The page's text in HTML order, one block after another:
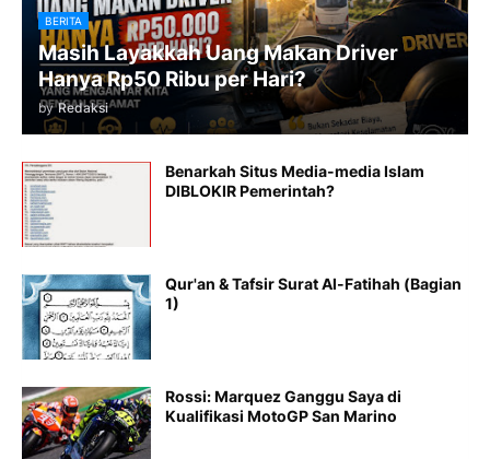
BERITA
Masih Layakkah Uang Makan Driver
Hanya Rp50 Ribu per Hari?
by Redaksi
Benarkah Situs Media-media Islam
DIBLOKIR Pemerintah?
Qur'an & Tafsir Surat Al-Fatihah (Bagian
1)
Rossi: Marquez Ganggu Saya di
Kualifikasi MotoGP San Marino